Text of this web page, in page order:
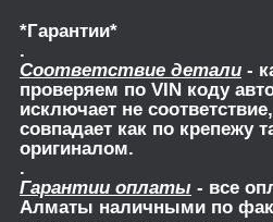
*Гарантии*
.
Соответствие детали -
проверяем по VIN коду
исключает не
совпадает как по крепежу
оригиналом.
.
Гарантии оплаты - все
Алматы наличными по